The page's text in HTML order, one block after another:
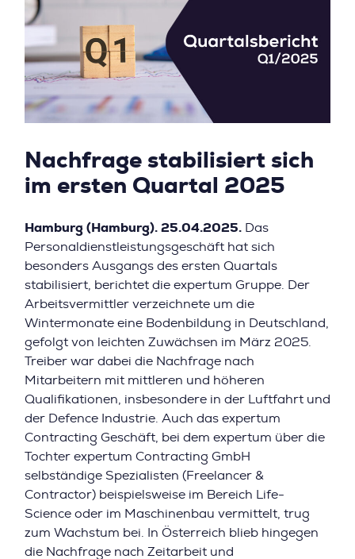
Nachfrage stabilisiert sich
im ersten Quartal 2025
Hamburg (Hamburg). 25.04.2025. Das
Personaldienstleistungsgeschäft hat sich
besonders Ausgangs des ersten Quartals
stabilisiert, berichtet die expertum Gruppe. Der
Arbeitsvermittler verzeichnete um die
Wintermonate eine Bodenbildung in Deutschland,
gefolgt von leichten Zuwächsen im März 2025.
Treiber war dabei die Nachfrage nach
Mitarbeitern mit mittleren und höheren
Qualifikationen, insbesondere in der Luftfahrt und
der Defence Industrie. Auch das expertum
Contracting Geschäft, bei dem expertum über die
Tochter expertum Contracting GmbH
selbständige Spezialisten (Freelancer &
Contractor) beispielsweise im Bereich Life-
Science oder im Maschinenbau vermittelt, trug
zum Wachstum bei. In Österreich blieb hingegen
die Nachfrage nach Zeitarbeit und